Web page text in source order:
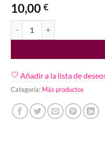
10,00 €
Añadir a la lista de
Categoría: Más productos